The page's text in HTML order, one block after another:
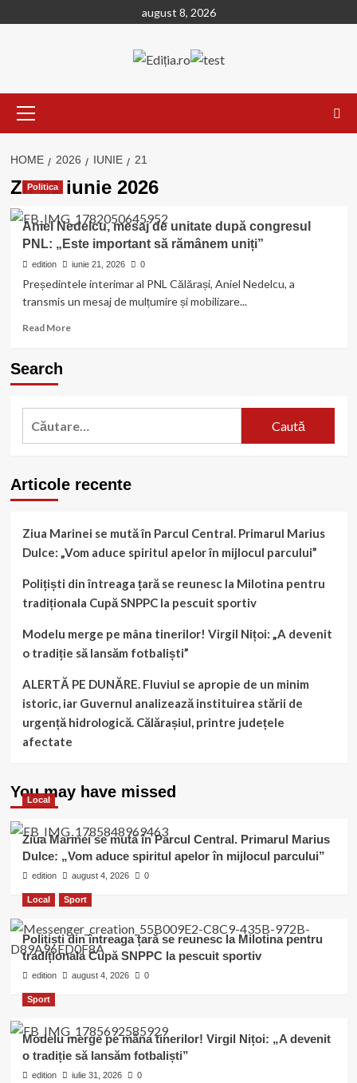
to
august 8, 2026
Menu
HOME 2026 IUNIE 21
Zi:21 iunie 2026
Politica
Aniel Nedelcu, mesaj de unitate după congresul
PNL: „Este important să rămânem uniți”
edition iunie 21, 2026 0
Președintele interimar al PNL Călărași, Aniel Nedelcu, a
transmis un mesaj de mulțumire și mobilizare...
Read MoreRead
unitate
după
„Este
rămânem
uniți”
Search
Caută
Articole recente
Ziua Marinei se mută în Parcul Central. Primarul Marius
Dulce: „Vom aduce spiritul apelor în mijlocul parcului”
Polițiști din întreaga țară se reunesc la Milotina pentru
tradiționala Cupă SNPPC la pescuit sportiv
Modelu merge pe mâna tinerilor! Virgil Nițoi: „A devenit
o tradiție să lansăm fotbaliști”
ALERTĂ PE DUNĂRE. Fluviul se apropie de un minim
istoric, iar Guvernul analizează instituirea stării de
urgență hidrologică. Călărașiul, printre județele
afectate
You may have missed
Local
Ziua Marinei se mută în Parcul Central. Primarul Marius
Dulce: „Vom aduce spiritul apelor în mijlocul parcului”
edition august 4, 2026 0
Local Sport
Polițiști din întreaga țară se reunesc la Milotina pentru
tradiționala Cupă SNPPC la pescuit sportiv
edition august 4, 2026 0
Sport
Modelu merge pe mâna tinerilor! Virgil Nițoi: „A devenit
o tradiție să lansăm fotbaliști”
edition iulie 31, 2026 0